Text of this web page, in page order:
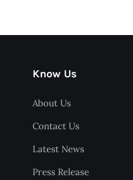
Know Us
About Us
Contact Us
Latest News
Press Release